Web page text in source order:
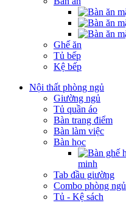
Ghế ăn
Tủ bếp
Kệ bếp
Nội thất phòng ngủ
Giường ngủ
Tủ quần áo
Bàn trang điểm
Bàn làm việc
Bàn học
minh
Tab đầu giường
Combo phòng ngủ
Tủ - Kệ sách